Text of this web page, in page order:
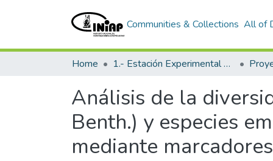
Communities & Collections All of
Home 1.- Estación Experimental Santa Catalina
Análisis de la
Benth.) y especies
mediante